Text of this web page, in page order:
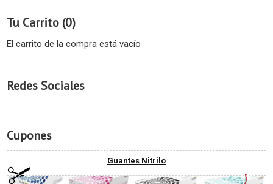
Tu Carrito (0)
El carrito de la compra está vacío
Redes Sociales
Cupones
Guantes Nitrilo